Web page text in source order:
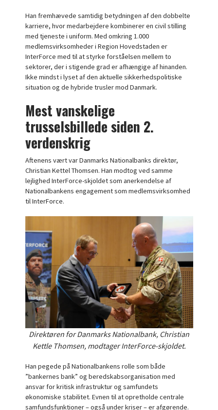
Han fremhævede samtidig betydningen af den dobbelte
karriere, hvor medarbejdere kombinerer en civil stilling
med tjeneste i uniform. Med omkring 1.000
medlemsvirksomheder i Region Hovedstaden er
InterForce med til at styrke forståelsen mellem to
sektorer, der i stigende grad er afhængige af hinanden.
Ikke mindst i lyset af den aktuelle sikkerhedspolitiske
situation og de hybride trusler mod Danmark.
Mest vanskelige
trusselsbillede siden 2.
verdenskrig
Aftenens vært var Danmarks Nationalbanks direktør,
Christian Kettel Thomsen. Han modtog ved samme
lejlighed InterForce-skjoldet som anerkendelse af
Nationalbankens engagement som medlemsvirksomhed
til InterForce.
Direktøren for Danmarks Nationalbank, Christian
Kettle Thomsen, modtager InterForce-skjoldet.
Han pegede på Nationalbankens rolle som både
”bankernes bank” og beredskabsorganisation med
ansvar for kritisk infrastruktur og samfundets
økonomiske stabilitet. Evnen til at opretholde centrale
samfundsfunktioner – også under kriser – er afgørende.